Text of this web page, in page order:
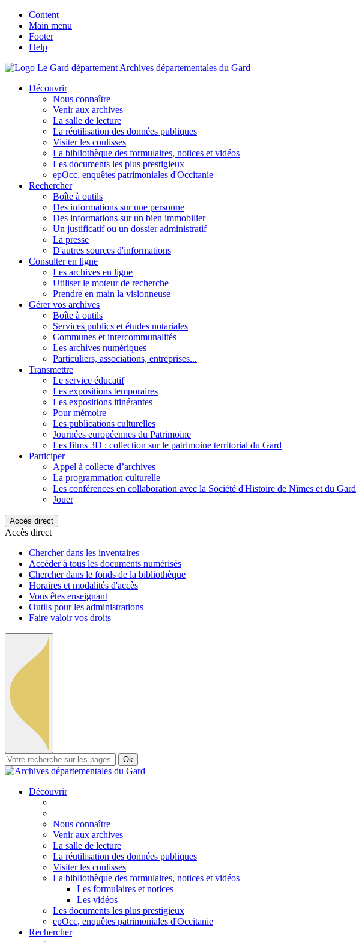
Content
Main menu
Footer
Help
Archives départementales du Gard
Découvrir
Nous connaître
Venir aux archives
La salle de lecture
La réutilisation des données publiques
Visiter les coulisses
La bibliothèque des formulaires, notices et vidéos
Les documents les plus prestigieux
epOcc, enquêtes patrimoniales d'Occitanie
Rechercher
Boîte à outils
Des informations sur une personne
Des informations sur un bien immobilier
Un justificatif ou un dossier administratif
La presse
D'autres sources d'informations
Consulter en ligne
Les archives en ligne
Utiliser le moteur de recherche
Prendre en main la visionneuse
Gérer vos archives
Boîte à outils
Services publics et études notariales
Communes et intercommunalités
Les archives numériques
Particuliers, associations, entreprises...
Transmettre
Le service éducatif
Les expositions temporaires
Les expositions itinérantes
Pour mémoire
Les publications culturelles
Journées européennes du Patrimoine
Les films 3D : collection sur le patrimoine territorial du Gard
Participer
Appel à collecte d’archives
La programmation culturelle
Les conférences en collaboration avec la Société d'Histoire de Nîmes et du Gard
Jouer
Accès direct
Accès direct
Chercher dans les inventaires
Accéder à tous les documents numérisés
Chercher dans le fonds de la bibliothèque
Horaires et modalités d'accès
Vous êtes enseignant
Outils pour les administrations
Faire valoir vos droits
Ok
Découvrir
Nous connaître
Venir aux archives
La salle de lecture
La réutilisation des données publiques
Visiter les coulisses
La bibliothèque des formulaires, notices et vidéos
Les formulaires et notices
Les vidéos
Les documents les plus prestigieux
epOcc, enquêtes patrimoniales d'Occitanie
Rechercher